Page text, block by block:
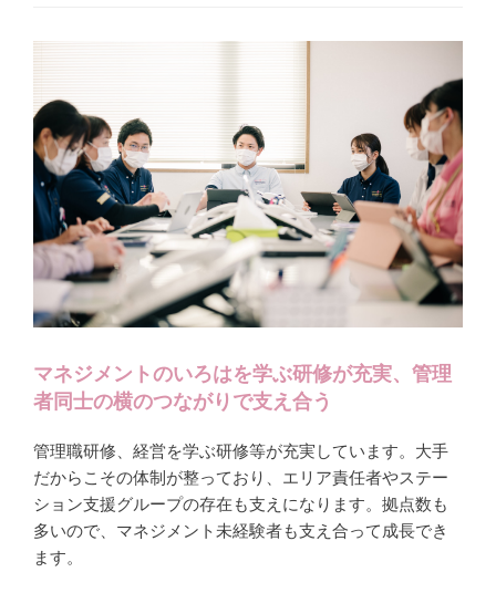
マネジメントのいろはを学ぶ研修が充実、管理
者同士の横のつながりで支え合う
管理職研修、経営を学ぶ研修等が充実しています。大手
だからこその体制が整っており、エリア責任者やステー
ション支援グループの存在も支えになります。拠点数も
多いので、マネジメント未経験者も支え合って成長でき
ます。